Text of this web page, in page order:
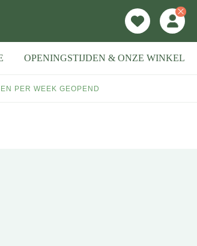
OPENINGSTIJDEN & ONZE WINKEL
PER WEEK GEOPEND